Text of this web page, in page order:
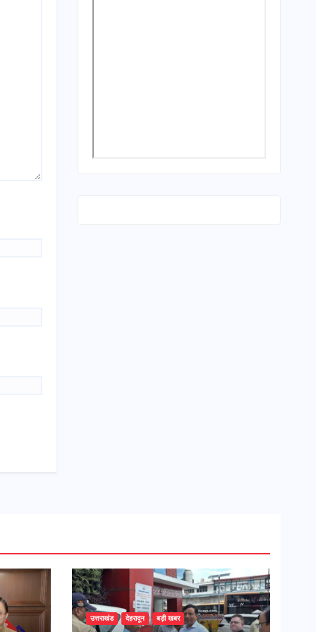
उत्तराखंड देहरादून बड़ी खबर